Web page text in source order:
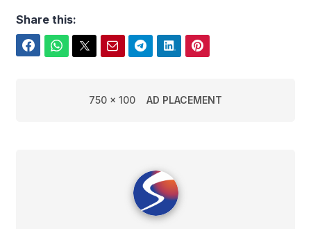
Share this:
750 x 100 AD PLACEMENT